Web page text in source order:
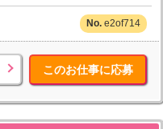
e2of714
このお仕事に応募